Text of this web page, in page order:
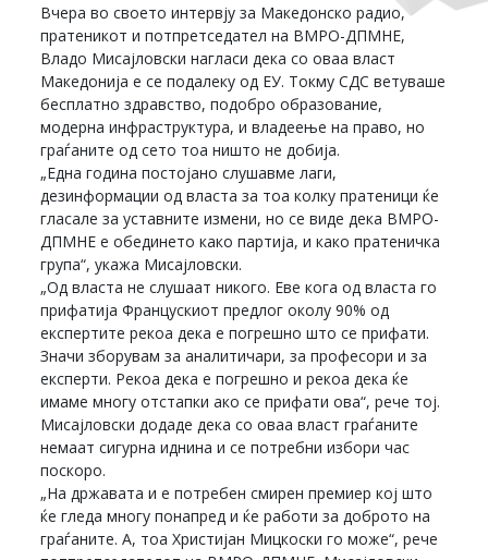
Вчера во своето интервју за Македонско радио,
пратеникот и потпретседател на ВМРО-ДПМНЕ,
Владо Мисајловски нагласи дека со оваа власт
Македонија е се подалеку од ЕУ. Токму СДС ветуваше
бесплатно здравство, подобро образование,
модерна инфраструктура, и владеење на право, но
граѓаните од сето тоа ништо не добија.
„Една година постојано слушавме лаги,
дезинформации од власта за тоа колку пратеници ќе
гласале за уставните измени, но се виде дека ВМРО-
ДПМНЕ е обединето како партија, и како пратеничка
група“, укажа Мисајловски.
„Од власта не слушаат никого. Еве кога од власта го
прифатија Францускиот предлог околу 90% од
експертите рекоа дека е погрешно што се прифати.
Значи зборувам за аналитичари, за професори и за
експерти. Рекоа дека е погрешно и рекоа дека ќе
имаме многу отстапки ако се прифати ова“, рече тој.
Мисајловски додаде дека со оваа власт граѓаните
немаат сигурна иднина и се потребни избори час
поскоро.
„На државата и е потребен смирен премиер кој што
ќе гледа многу понапред и ќе работи за доброто на
граѓаните. А, тоа Христијан Мицкоски го може“, рече